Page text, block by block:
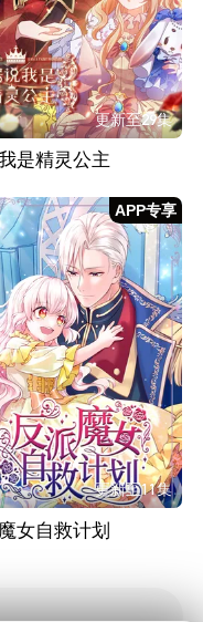
更新至29集
是精灵公主
APP专享
更新至11集
女自救计划